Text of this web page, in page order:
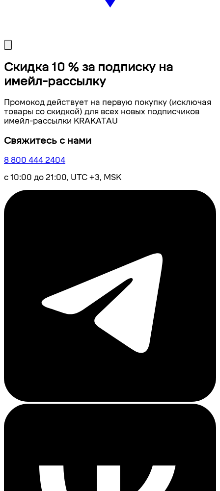
Скидка 10 % за подписку на
имейл-рассылку
Промокод действует на первую покупку (исключая
товары со скидкой) для всех новых подписчиков
имейл-рассылки KRAKATAU
Свяжитесь с нами
8 800 444 2404
с 10:00 до 21:00, UTC +3, MSK